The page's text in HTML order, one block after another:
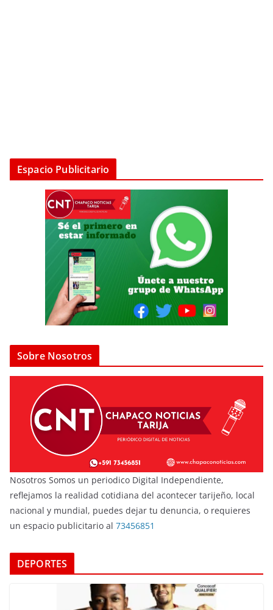
Espacio Publicitario
Sobre Nosotros
Nosotros Somos un periodico Digital Independiente,
reflejamos la realidad cotidiana del acontecer tarijeño, local
nacional y mundial, puedes dejar tu denuncia, o requieres
un espacio publicitario al 73456851
DEPORTES